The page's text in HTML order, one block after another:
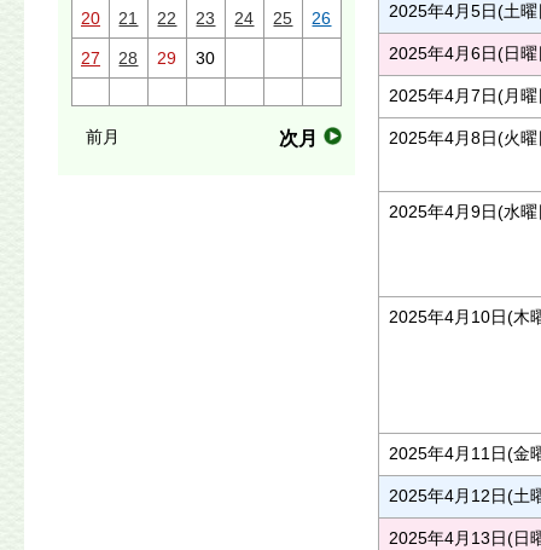
20 21 22 23 24 25 26
27 28 29 30
前月 次月
2025年4月5日(土曜
2025年4月6日(日曜
2025年4月7日(月曜
2025年4月8日(火曜
2025年4月9日(水曜
2025年4月10日(木
2025年4月11日(金
2025年4月12日(土
2025年4月13日(日